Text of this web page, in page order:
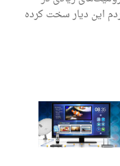
این دیار سخت کرده